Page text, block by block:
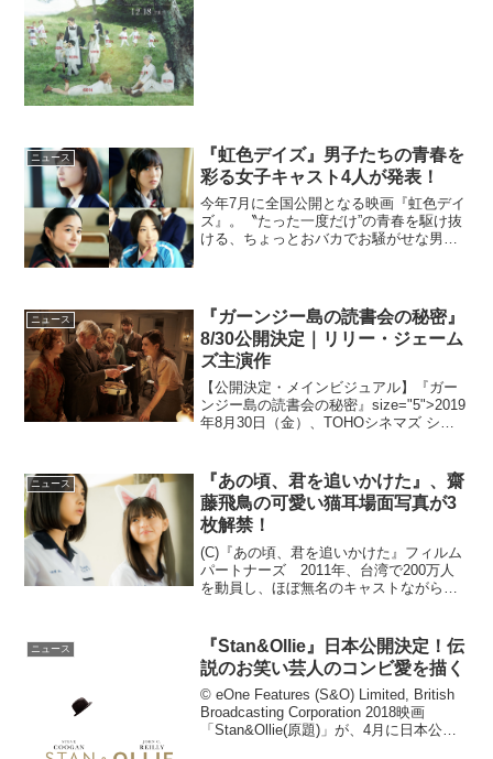
ニュース
『虹色デイズ』男子たちの青春を
彩る女子キャスト4人が発表！
今年7月に全国公開となる映画『虹色デイ
ズ』。〝たった一度だけ”の青春を駆け抜
ける、ちょっとおバカでお騒がせな男子
ついに解禁となっ...
ニュース
『ガーンジー島の読書会の秘密』
8/30公開決定｜リリー・ジェーム
ズ主演作
【公開決定・メインビジュアル】『ガー
ンジー島の読書会の秘密』size="5">2019
年8月30日（金）、TOHOシネマズ シャ
ー・ビルボード』のプロデューサー陣が
再タ...
ニュース
『あの頃、君を追いかけた』、齋
藤飛鳥の可愛い猫耳場面写真が3
枚解禁！
(C)『あの頃、君を追いかけた』フィルム
パートナーズ 2011年、台湾で200万人
を動員し、ほぼ無名のキャストながら社
追いかけた』。台湾の人気作家、ギデン
ズ・コーが自身...
ニュース
『Stan&Ollie』日本公開決定！伝
説のお笑い芸人のコンビ愛を描く
© eOne Features (S&O) Limited, British
Broadcasting Corporation 2018映画
「Stan&Ollie(原題)」が、4月に日本公開